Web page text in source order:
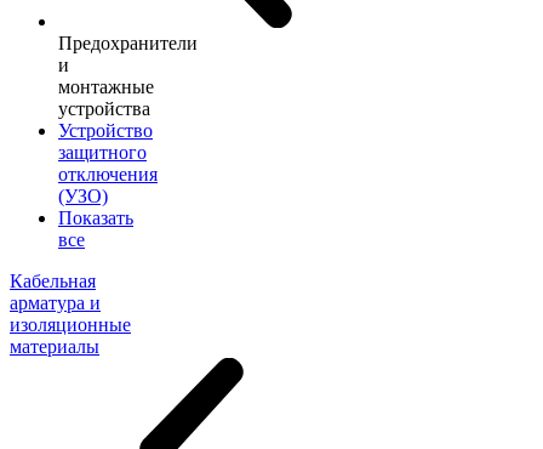
Предохранители
и
монтажные
устройства
Устройство
защитного
отключения
(УЗО)
Показать
все
Кабельная
арматура и
изоляционные
материалы